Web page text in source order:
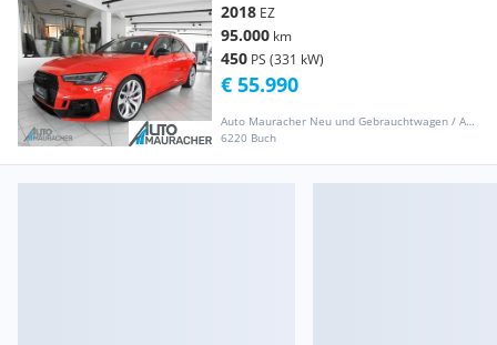
2018 EZ
95.000 km
450 PS (331 kW)
Auto Mauracher Neu und Gebrauchtwagen / Auto-Ankauf
6220 Buch
€ 55.990